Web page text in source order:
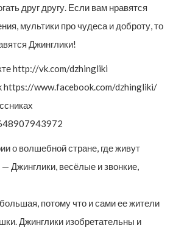
друг другу. Если вам нравятся
мультики про чудеса и доброту, то
Джинглики!
http://vk.com/dzhingliki
https://www.facebook.com/dzhingliki/
о волшебной стране, где живут
Джинглики, весёлые и звонкие,
потому что и сами ее жители
Джинглики изобретательны и